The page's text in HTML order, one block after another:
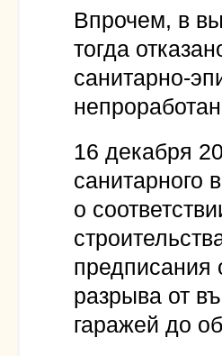
Впрочем, в
тогда
санитарно-
16 декабря
санитарного
о
предписания
разрыва от
гаражей до